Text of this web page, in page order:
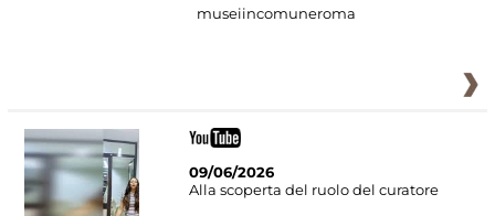
museiincomuneroma
09/06/2026
Alla scoperta del ruolo del curatore